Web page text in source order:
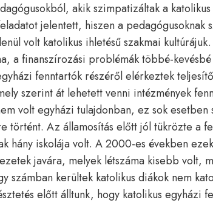
akik szimpatizáltak a
jelentett, hiszen a pedagógusoknak
volt katolikus ihletésű szakmai
a finanszírozási problémák többé-
fenntartók részéről elérkeztek
szerint át lehetett venni intézmények
volt egyházi tulajdonban, ez sok esetben
történt. Az államosítás előtt jól tükrözte a
hány iskolája volt. A 2000-es években
javára, melyek létszáma kisebb volt,
számban kerültek katolikus diákok nem
előtt álltunk, hogy katolikus egyházi